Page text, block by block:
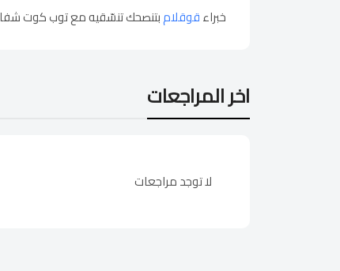
خبراءقوقلامبتنصحك تنسّقيه مع توب كوت
اخر المراجعات
لا توجد مراجعات